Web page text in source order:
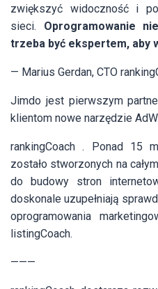
zwiększyć widoczność i
sieci. Oprogramowanie
trzeba być ekspertem, aby
— Marius Gerdan, CTO
Jimdo jest pierwszym
klientom nowe narzędzie
rankingCoach . Ponad 15
zostało stworzonych na
do budowy stron
doskonale uzupełniają
oprogramowania
listingCoach.
———